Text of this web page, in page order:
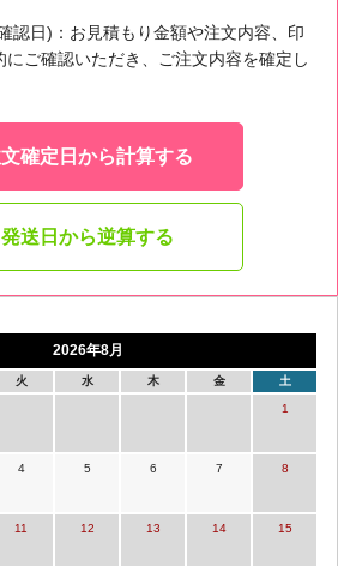
認日)：お見積もり金額や注文内容、印
にご確認いただき、ご注文内容を確定し
確定日から計算する
発送日から逆算する
2026年8月
火 水 木 金 土
1
4 5 6 7 8
11 12 13 14 15